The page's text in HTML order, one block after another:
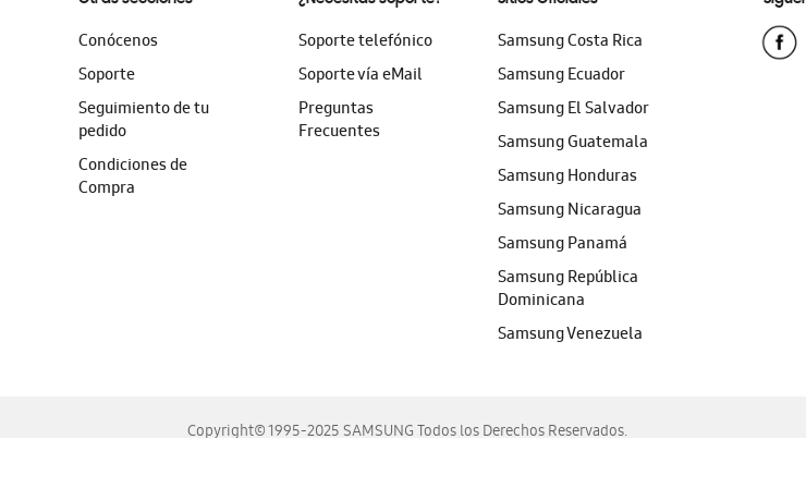
Conócenos
Soporte
Seguimiento de tu
pedido
Condiciones de
Compra
Soporte telefónico
Soporte vía eMail
Preguntas
Frecuentes
Samsung Costa Rica
Samsung Ecuador
Samsung El Salvador
Samsung Guatemala
Samsung Honduras
Samsung Nicaragua
Samsung Panamá
Samsung República
Dominicana
Samsung Venezuela
Copyright© 1995-2025 SAMSUNG Todos los Derechos Reservados.